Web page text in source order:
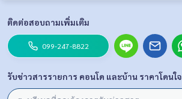
ติดต่อสอบถามเพิ่มเติม
099-247-8822
รับข่าวสารรายการ คอนโด และบ้าน ราคาโดนใจ